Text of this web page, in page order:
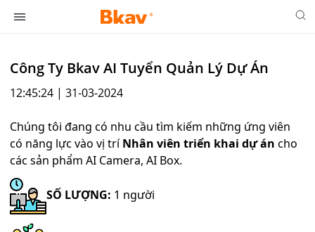
Công Ty Bkav AI Tuyển Quản Lý Dự Án
12:45:24 | 31-03-2024
Chúng tôi đang có nhu cầu tìm kiếm những ứng viên
có năng lực vào vị tríNhân viên triển khai dự án cho
các sản phẩm AI Camera, AI Box.
SỐ LƯỢNG: 1 người